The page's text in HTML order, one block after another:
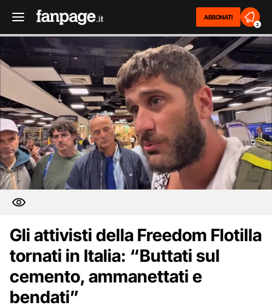
ABBONATI
2
Gli attivisti della Freedom Flotilla
tornati in Italia: “Buttati sul
cemento, ammanettati e
bendati”